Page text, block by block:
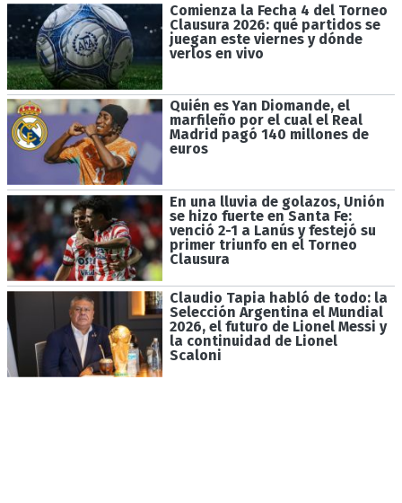
Comienza la Fecha 4 del Torneo
Clausura 2026: qué partidos se
juegan este viernes y dónde
verlos en vivo
Quién es Yan Diomande, el
marfileño por el cual el Real
Madrid pagó 140 millones de
euros
En una lluvia de golazos, Unión
se hizo fuerte en Santa Fe:
venció 2-1 a Lanús y festejó su
primer triunfo en el Torneo
Clausura
Claudio Tapia habló de todo: la
Selección Argentina el Mundial
2026, el futuro de Lionel Messi y
la continuidad de Lionel
Scaloni